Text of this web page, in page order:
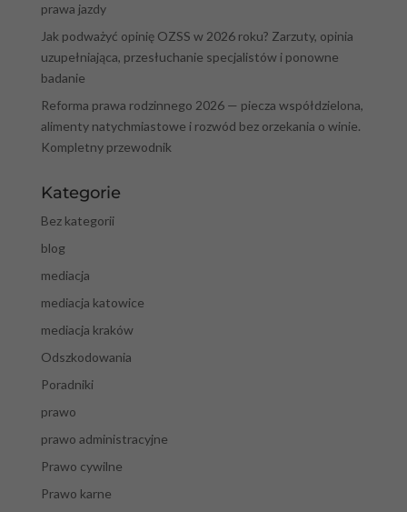
prawa jazdy
Jak podważyć opinię OZSS w 2026 roku? Zarzuty, opinia
uzupełniająca, przesłuchanie specjalistów i ponowne
badanie
Reforma prawa rodzinnego 2026 — piecza współdzielona,
alimenty natychmiastowe i rozwód bez orzekania o winie.
Kompletny przewodnik
Kategorie
Bez kategorii
blog
mediacja
mediacja katowice
mediacja kraków
Odszkodowania
Poradniki
prawo
prawo administracyjne
Prawo cywilne
Prawo karne